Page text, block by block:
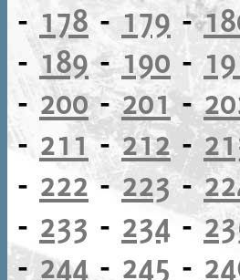
- 178- 179 -
-189-190 -
- 200-201-
- 211-212-
- 222 -223 -
- 233 - 234-
-244 - 245 -